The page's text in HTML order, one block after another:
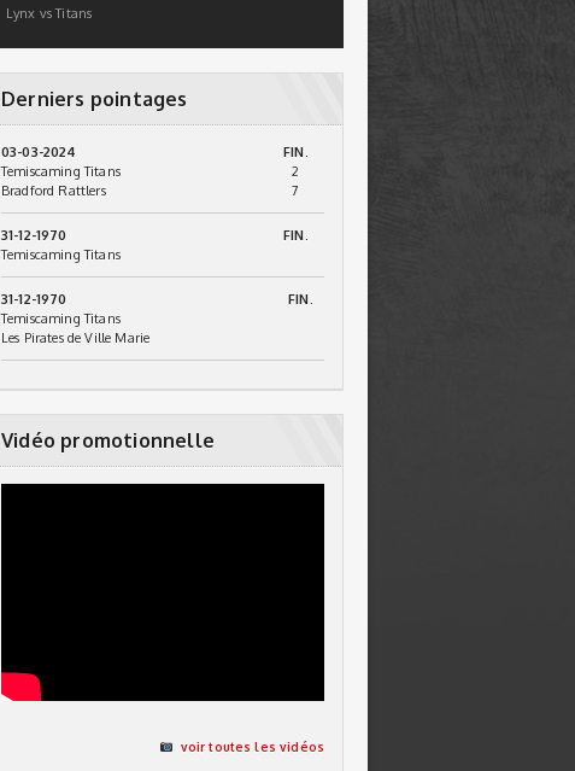
Lynx vs Titans
Derniers pointages
03-03-2024
FIN.
Temiscaming Titans
2
Bradford Rattlers
7
31-12-1970
FIN.
Temiscaming Titans
31-12-1970
FIN.
Temiscaming Titans
Les Pirates de Ville Marie
Vidéo promotionnelle
voir toutes les vidéos